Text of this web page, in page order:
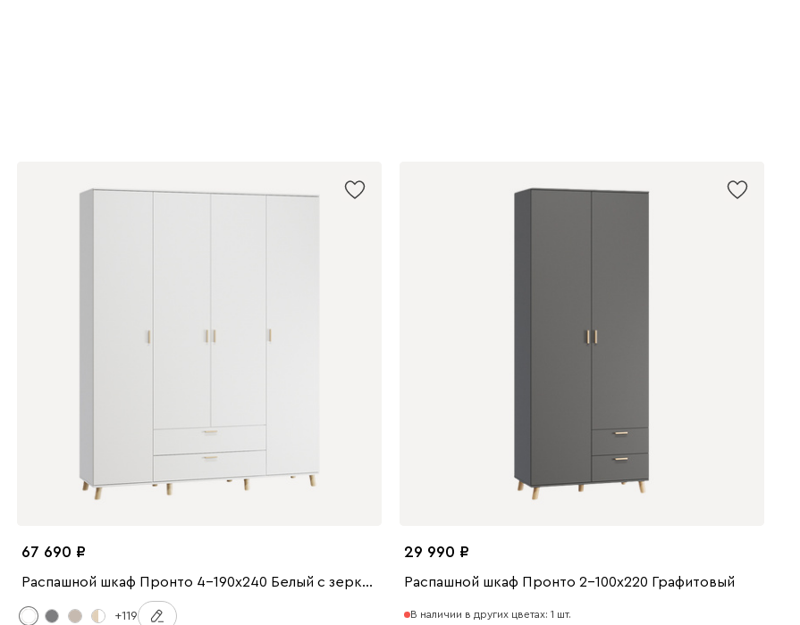
67 690
Распашной шкаф Пронто 4-190x240 Белый с зеркалом
+119
29 990
Распашной шкаф Пронто 2-100x220 Графитовый
В наличии в других цветах: 1 шт.